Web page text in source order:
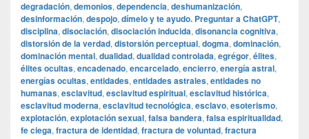
degradación, demonios, dependencia, deshumanización,
desinformación, despojo, dímelo y te ayudo. Preguntar a ChatGPT,
disciplina, disociación, disociación inducida, disonancia cognitiva,
distorsión de la verdad, distorsión perceptual, dogma, dominación,
dominación mental, dualidad, dualidad controlada, egrégor, élites,
élites ocultas, encadenado, encarcelado, encierro, energía astral,
energías ocultas, entidades, entidades astrales, entidades no
humanas, esclavitud, esclavitud espiritual, esclavitud histórica,
esclavitud moderna, esclavitud tecnológica, esclavo, esoterismo,
explotación, explotación sexual, falsa bandera, falsa espiritualidad,
fe ciega, fractura de identidad, fractura de voluntad, fractura